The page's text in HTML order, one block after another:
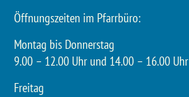
Öffnungszeiten im Pfarrbüro:
Montag bis Donnerstag
9.00 – 12.00 Uhr und 14.00 – 16.00 Uhr
Freitag